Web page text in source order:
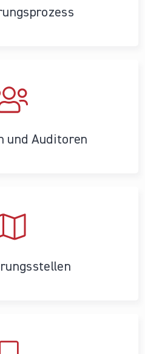
und Auditoren